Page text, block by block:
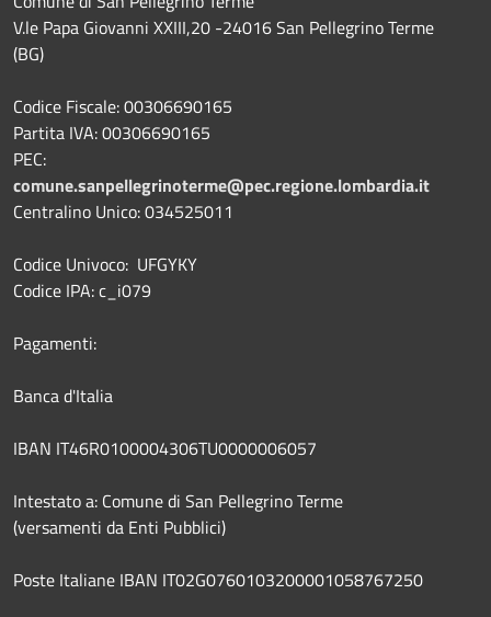
V.le Papa Giovanni XXIII,20 -24016 San Pellegrino Terme
(BG)
Codice Fiscale: 00306690165
Partita IVA: 00306690165
PEC:
comune.sanpellegrinoterme@pec.regione.lombardia.it
Centralino Unico: 034525011
Codice Univoco: UFGYKY
Codice IPA: c_i079
Pagamenti:
Banca d'Italia
IBAN IT46R0100004306TU0000006057
Intestato a: Comune di San Pellegrino Terme
(versamenti da Enti Pubblici)
Poste Italiane IBAN IT02G0760103200001058767250